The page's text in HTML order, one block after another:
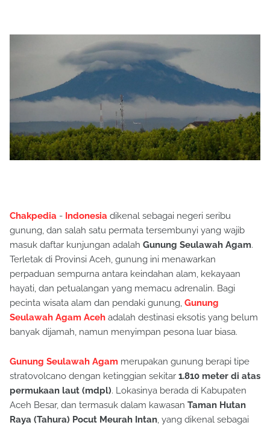
Chakpedia - Indonesia dikenal sebagai negeri seribu
gunung, dan salah satu permata tersembunyi yang wajib
masuk daftar kunjungan adalah Gunung Seulawah Agam.
Terletak di Provinsi Aceh, gunung ini menawarkan
perpaduan sempurna antara keindahan alam, kekayaan
hayati, dan petualangan yang memacu adrenalin. Bagi
pecinta wisata alam dan pendaki gunung, Gunung
Seulawah Agam Aceh adalah destinasi eksotis yang belum
banyak dijamah, namun menyimpan pesona luar biasa.
Gunung Seulawah Agam merupakan gunung berapi tipe
stratovolcano dengan ketinggian sekitar 1.810 meter di atas
permukaan laut (mdpl). Lokasinya berada di Kabupaten
Aceh Besar, dan termasuk dalam kawasan Taman Hutan
Raya (Tahura) Pocut Meurah Intan, yang dikenal sebagai